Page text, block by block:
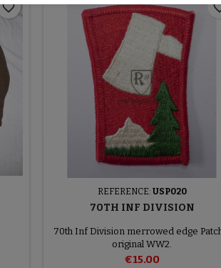
favorite_border
REFERENCE: USP020
70TH INF DIVISION
70th Inf Division merrowed edge
original WW2.
€15.00